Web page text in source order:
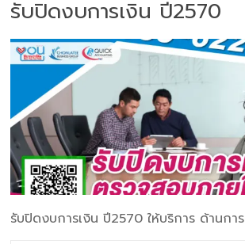
รับปิดงบการเงิน ปี2570
รับปิดงบการเงิน ปี2570 ให้บริการ ด้านการ